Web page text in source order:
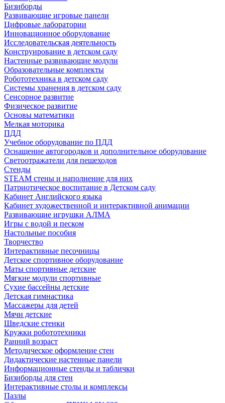
Бизиборды
Развивающие игровые панели
Цифровые лаборатории
Инновационное оборудование
Исследовательская деятельность
Конструирование в детском саду
Настенные развивающие модули
Образовательные комплекты
Робототехника в детском саду
Системы хранения в детском саду
Сенсорное развитие
Физическое развитие
Основы математики
Мелкая моторика
ПДД
Учебное оборудование по ПДД
Оснащение автогородков и дополнительное оборудование
Светоотражатели для пешеходов
Стенды
STEAM стены и наполнение для них
Патриотическое воспитание в Детском саду
Кабинет Английского языка
Кабинет художественной и интерактивной анимации
Развивающие игрушки АЛМА
Игры с водой и песком
Настольные пособия
Творчество
Интерактивные песочницы
Детское спортивное оборудование
Маты спортивные детские
Мягкие модули спортивные
Сухие бассейны детские
Детская гимнастика
Массажеры для детей
Мячи детские
Шведские стенки
Кружки робототехники
Ранний возраст
Методическое оформление стен
Дидактические настенные панели
Информационные стенды и таблички
Бизиборды для стен
Интерактивные столы и комплексы
Пазлы